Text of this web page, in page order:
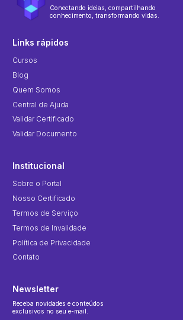
Conectando ideias, compartilhando
conhecimento, transformando vidas.
Links rápidos
Cursos
Blog
Quem Somos
Central de Ajuda
Validar Certificado
Validar Documento
Institucional
Sobre o Portal
Nosso Certificado
Termos de Serviço
Termos de Invalidade
Política de Privacidade
Contato
Newsletter
Receba novidades e conteúdos
exclusivos no seu e-mail.